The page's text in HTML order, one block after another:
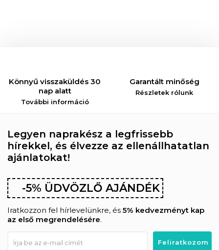
Könnyű visszaküldés 30
nap alatt
További információ
Garantált minőség
Részletek rólunk
Legyen naprakész a legfrissebb
hírekkel, és élvezze az ellenállhatatlan
ajánlatokat!
-5% ÜDVÖZLŐ AJÁNDÉK
Iratkozzon fel hírlevelünkre, és 5% kedvezményt kap
az első megrendelésére.